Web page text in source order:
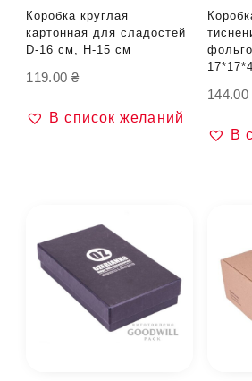
Коробка круглая
картонная для сладостей
D-16 см, H-15 см
119.00 ₴
В список желаний
144.00
В